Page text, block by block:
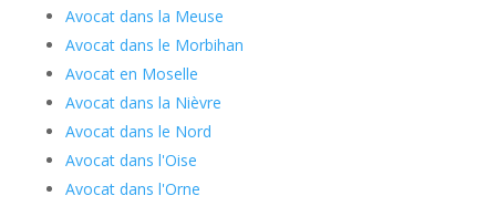
Avocat dans la Meuse
Avocat dans le Morbihan
Avocat en Moselle
Avocat dans la Nièvre
Avocat dans le Nord
Avocat dans l'Oise
Avocat dans l'Orne